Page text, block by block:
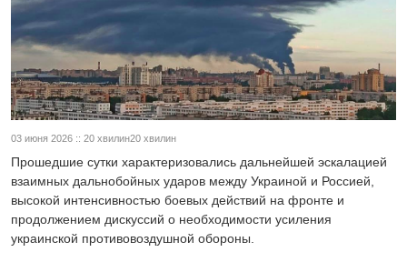
03 июня 2026 :: 20 хвилин20 хвилин
Прошедшие сутки характеризовались дальнейшей эскалацией
взаимных дальнобойных ударов между Украиной и Россией,
высокой интенсивностью боевых действий на фронте и
продолжением дискуссий о необходимости усиления
украинской противовоздушной обороны.